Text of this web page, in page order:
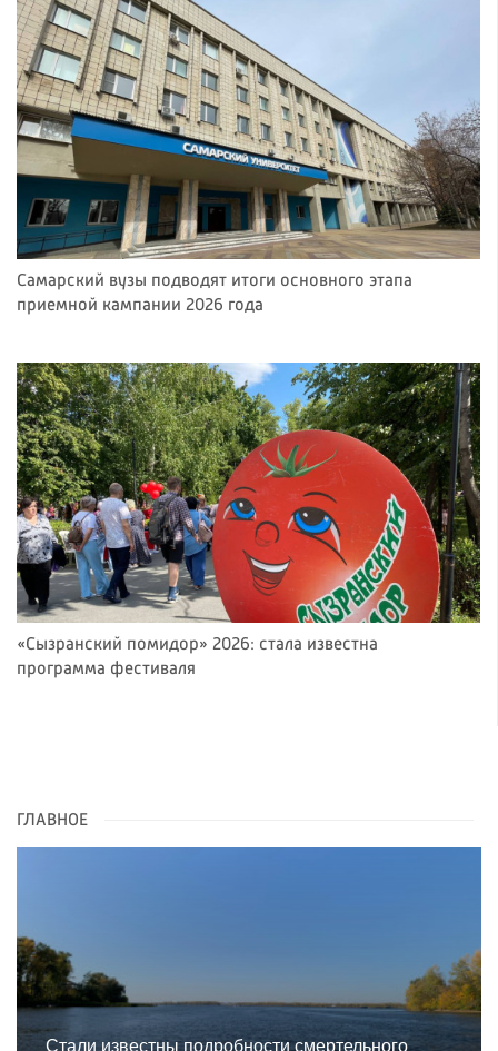
Самарский вузы подводят итоги основного этапа
приемной кампании 2026 года
«Сызранский помидор» 2026: стала известна
программа фестиваля
ГЛАВНОЕ
Стали известны подробности смертельного